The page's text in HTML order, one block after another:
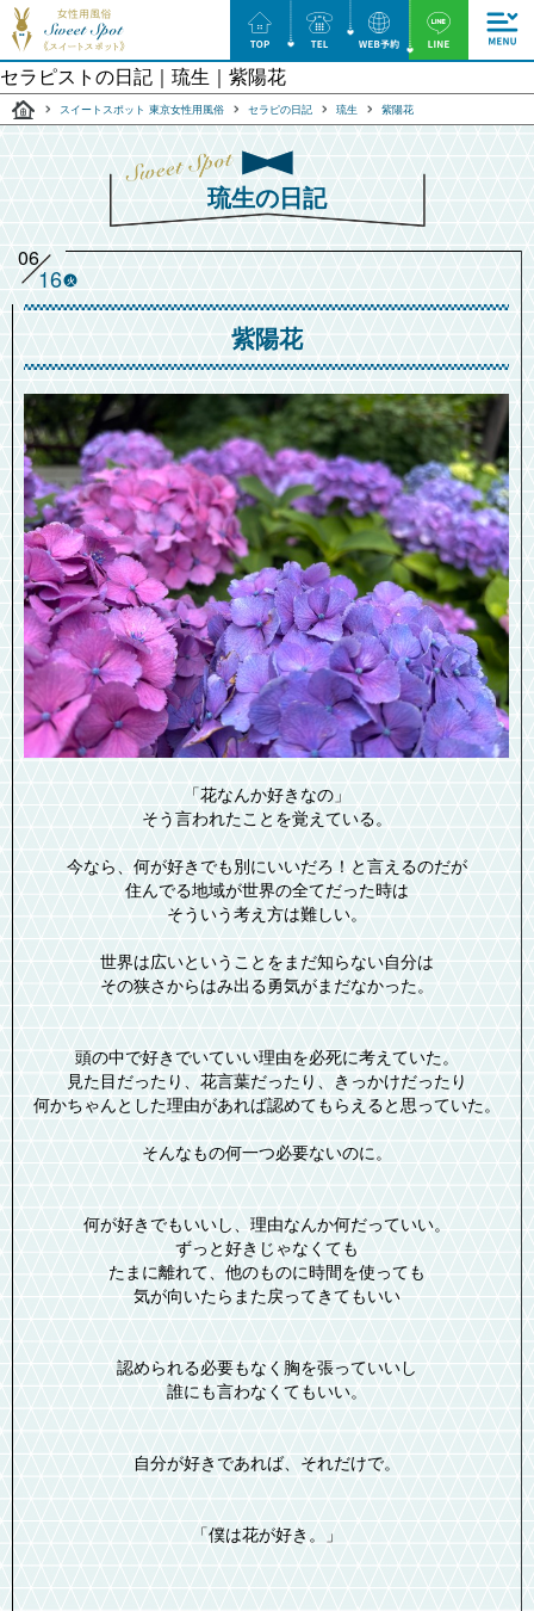
セラピストの日記｜琉生｜紫陽花
スイートスポット 東京女性用風俗 セラピの日記 琉生 紫陽花
琉生の日記
06
16 火
紫陽花
「花なんか好きなの」
そう言われたことを覚えている。
今なら、何が好きでも別にいいだろ！と言えるのだが
住んでる地域が世界の全てだった時は
そういう考え方は難しい。
世界は広いということをまだ知らない自分は
その狭さからはみ出る勇気がまだなかった。
頭の中で好きでいていい理由を必死に考えていた。
見た目だったり、花言葉だったり、きっかけだったり
何かちゃんとした理由があれば認めてもらえると思っていた。
そんなもの何一つ必要ないのに。
何が好きでもいいし、理由なんか何だっていい。
ずっと好きじゃなくても
たまに離れて、他のものに時間を使っても
気が向いたらまた戻ってきてもいい
認められる必要もなく胸を張っていいし
誰にも言わなくてもいい。
自分が好きであれば、それだけで。
「僕は花が好き。」